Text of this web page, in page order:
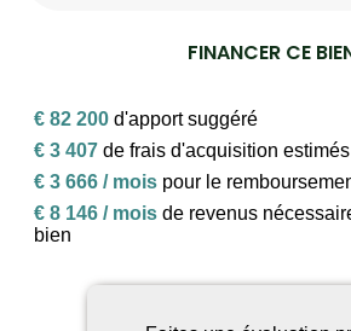
FINANCER CE